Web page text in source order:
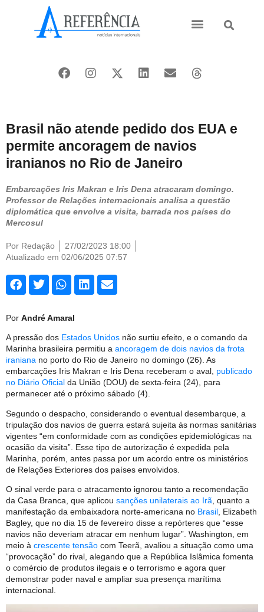
Brasil não atende pedido dos EUA e
permite ancoragem de navios
iranianos no Rio de Janeiro
Embarcações Iris Makran e Iris Dena atracaram domingo.
Professor de Relações internacionais analisa a questão
diplomática que envolve a visita, barrada nos países do
Mercosul
Por Redação
27/02/2023 18:00
Atualizado em 02/06/2025 07:57
Por André Amaral
A pressão dos Estados Unidos não surtiu efeito, e o comando da
Marinha brasileira permitiu a ancoragem de dois navios da frota
iraniana no porto do Rio de Janeiro no domingo (26). As
embarcações Iris Makran e Iris Dena receberam o aval, publicado
no Diário Oficial da União (DOU) de sexta-feira (24), para
permanecer até o próximo sábado (4).
Segundo o despacho, considerando o eventual desembarque, a
tripulação dos navios de guerra estará sujeita às normas sanitárias
vigentes “em conformidade com as condições epidemiológicas na
ocasião da visita”. Esse tipo de autorização é expedida pela
Marinha, porém, antes passa por um acordo entre os ministérios
de Relações Exteriores dos países envolvidos.
O sinal verde para o atracamento ignorou tanto a recomendação
da Casa Branca, que aplicou sanções unilaterais ao Irã , quanto a
manifestação da embaixadora norte-americana no Brasil , Elizabeth
Bagley, que no dia 15 de fevereiro disse a repórteres que “esse
navios não deveriam atracar em nenhum lugar”. Washington, em
meio à crescente tensão com Teerã, avaliou a situação como uma
“provocação” do rival, alegando que a República Islâmica fomenta
o comércio de produtos ilegais e o terrorismo e agora quer
demonstrar poder naval e ampliar sua presença marítima
internacional.